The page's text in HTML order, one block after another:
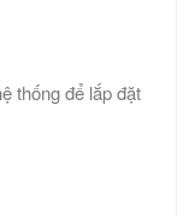
thống để lắp đặt